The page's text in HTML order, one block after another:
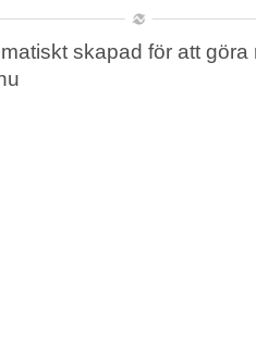
skapad för att göra